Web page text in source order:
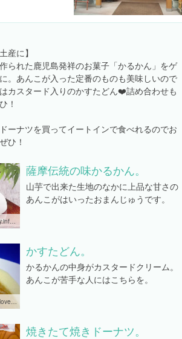
産に】
られた鹿児島発祥のお菓子「かるかん」をゲ
。あんこが入った定番のものも美味しいので
カスタード入りのかすたどん❤️詰め合わせも
！
ーナツを買ってイートインで食べれるのでお
ひ！
薩摩伝統の味かるかん。
山芋で出来た生地のなかに上品な甘さの
あんこがはいったおまんじゅうです。
かすたどん。
かるかんの中身がカスタードクリーム。
あんこが苦手な人にはこちらを。
焼きたて焼きドーナツ。